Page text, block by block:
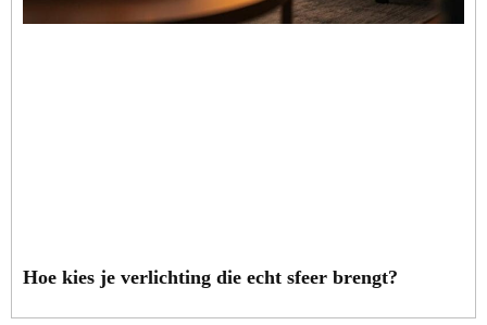
Hoe kies je verlichting die echt sfeer brengt?